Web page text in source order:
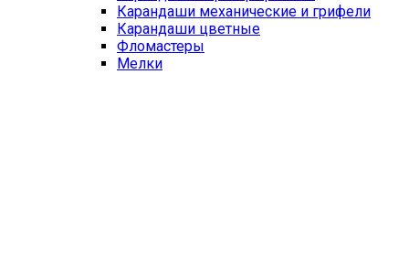
Карандаши механические и грифели
Карандаши цветные
Фломастеры
Мелки